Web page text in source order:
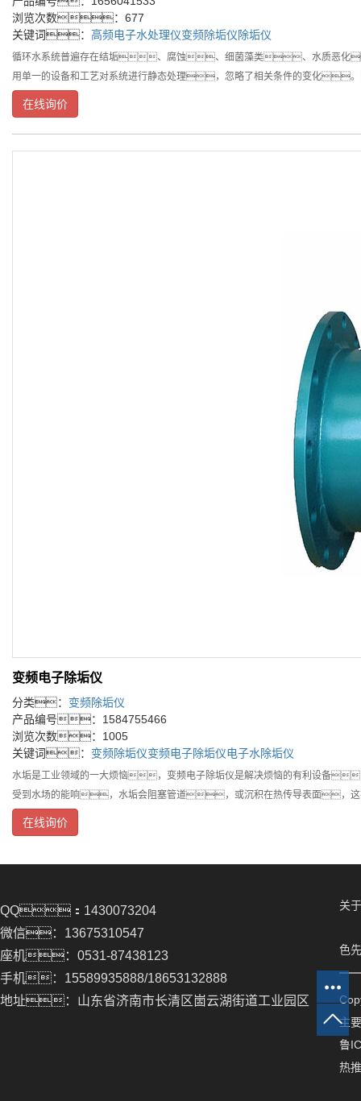
浏览次数：677
关键词： 高频电子水处理仪变频除垢仪除垢仪
循环水系统普遍存在结垢、腐蚀、细菌藻类、水质恶
用单一的设备和工艺对系统进行静态处理，忽略了相关条件的变化
在线询价
变频电子除垢仪
分类： 变频除垢仪
产品编号：1584755466
浏览次数：1005
关键词： 变频除垢仪变频电子除垢仪电子水除垢仪
水垢是工业领域的一大烦恼，变频电子除垢仪是解决烦恼的有利设备
受到水场的能响，水垢会阻塞管道，或沉积在热传导表面，
在线询价
QQ：1430073204
微信：13675310547
座机：0531-87438123
手机：15589935888/18653132888
地址：山东省济南市长清区崮云湖街道工业园区
关
色
主
鲁
热